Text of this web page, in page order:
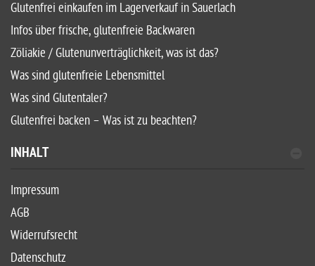
Glutenfrei einkaufen im Lagerverkauf in Sauerlach
Infos über frische, glutenfreie Backwaren
Zöliakie / Glutenunverträglichkeit, was ist das?
Was sind glutenfreie Lebensmittel
Was sind Glutentaler?
Glutenfrei backen – Was ist zu beachten?
INHALT
Impressum
AGB
Widerrufsrecht
Datenschutz